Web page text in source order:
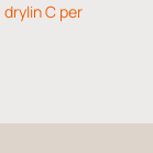
C per